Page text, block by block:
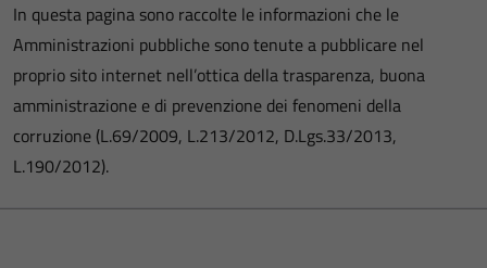
In questa pagina sono raccolte le informazioni che le
Amministrazioni pubbliche sono tenute a pubblicare nel
proprio sito internet nell’ottica della trasparenza, buona
amministrazione e di prevenzione dei fenomeni della
corruzione (L.69/2009, L.213/2012, D.Lgs.33/2013,
L.190/2012).